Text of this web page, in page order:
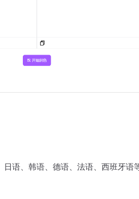
语、韩语、德语、法语、西班牙语